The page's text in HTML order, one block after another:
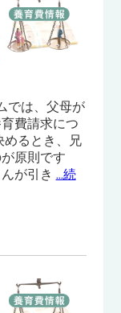
では、父母が
費請求につ
めるとき、兄
原則です
が引き …続